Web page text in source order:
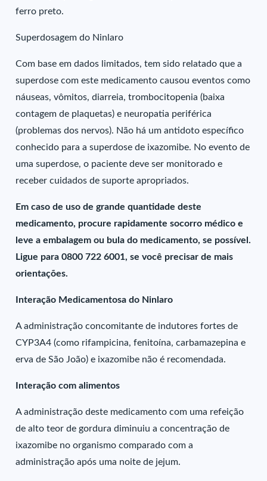
ferro preto.
Superdosagem do Ninlaro
Com base em dados limitados, tem sido relatado que a
superdose com este medicamento causou eventos como
náuseas, vômitos, diarreia, trombocitopenia (baixa
contagem de plaquetas) e neuropatia periférica
(problemas dos nervos). Não há um antidoto específico
conhecido para a superdose de ixazomibe. No evento de
uma superdose, o paciente deve ser monitorado e
receber cuidados de suporte apropriados.
Em caso de uso de grande quantidade deste
medicamento, procure rapidamente socorro médico e
leve a embalagem ou bula do medicamento, se possível.
Ligue para 0800 722 6001, se você precisar de mais
orientações.
Interação Medicamentosa do Ninlaro
A administração concomitante de indutores fortes de
CYP3A4 (como rifampicina, fenitoína, carbamazepina e
erva de São João) e ixazomibe não é recomendada.
Interação com alimentos
A administração deste medicamento com uma refeição
de alto teor de gordura diminuiu a concentração de
ixazomibe no organismo comparado com a
administração após uma noite de jejum.